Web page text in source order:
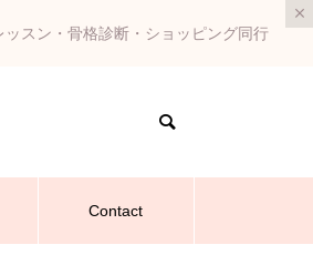
スン・骨格診断・ショッピング同行
Contact